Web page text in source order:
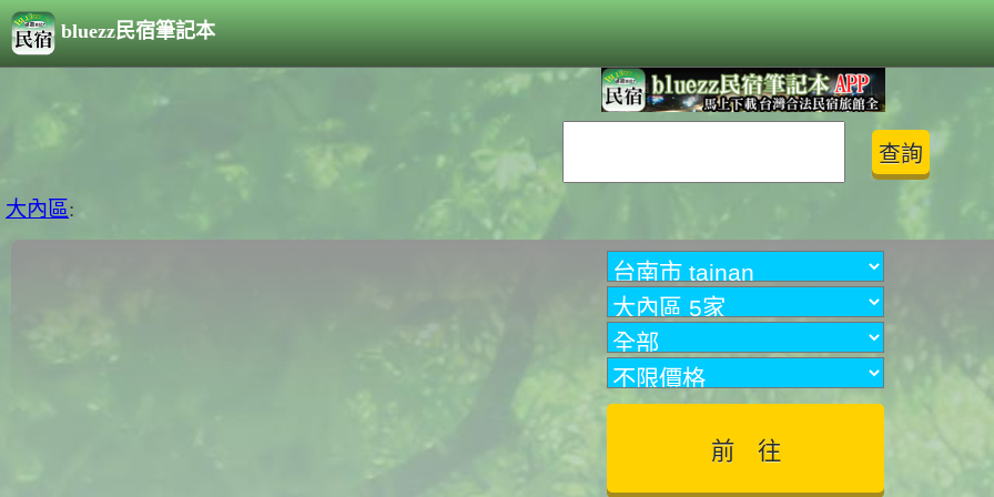
bluezz民宿筆記本
大內區: